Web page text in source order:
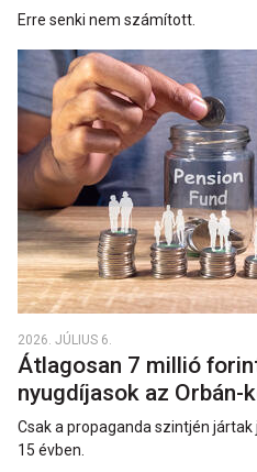
Erre senki nem számított.
2026. JÚLIUS 6.
Átlagosan 7 millió
nyugdíjasok az Orbán-
Csak a propaganda szintjén
15 évben.